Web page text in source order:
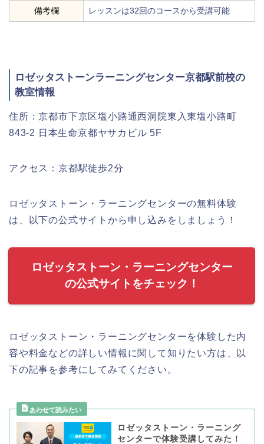
備考欄 レッスンは32回のコースから受講可能
ロゼッタストーンラーニングセンター京都駅前校の
教室情報
住所：京都市下京区塩小路通西洞院東入東塩小路町
843-2 日本生命京都ヤサカビル 5F
アクセス：京都駅徒歩2分
ロゼッタストーン・ラーニングセンターの無料体験
は、以下の公式サイトから申し込みをしましょう！
ロゼッタストーン・ラーニングセンター
の公式サイトをチェック！
ロゼッタストーン・ラーニングセンターを体験した内
容や料金などの詳しい情報に関して知りたい方は、以
下の記事を参考にしてみてください。
ロゼッタストーン・ラーニング
センターで体験受講してみた！